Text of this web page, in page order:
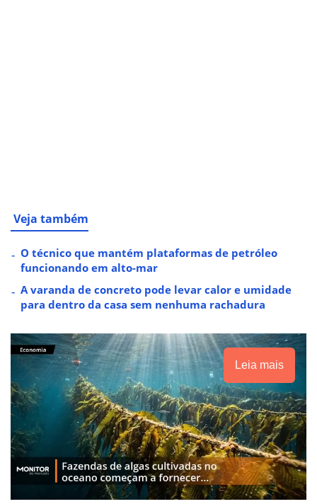
Veja também
O técnico que mantém plataformas de petróleo
funcionando em alto-mar
A varanda de concreto pode levar calor e umidade
para dentro da casa sem nenhuma rachadura
Leia mais